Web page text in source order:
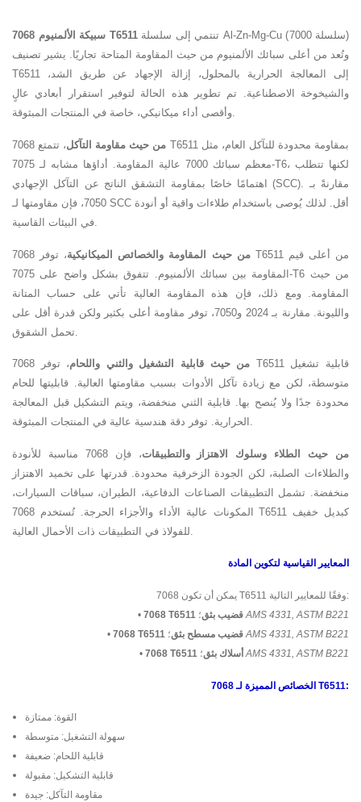
سبيكة الألمنيوم 7068 T6511تنتمي إلى سلسلة Al-Zn-Mg-Cu (سلسلة 7000)
وتُعد من أعلى سبائك الألمنيوم من حيث المقاومة المتاحة تجاريًا. يشير تصنيف
T6511 إلى المعالجة الحرارية بالمحلول، إزالة الإجهاد عن طريق الشد،
والشيخوخة الاصطناعية. تم تطوير هذه الحالة لتوفير استقرار أبعادي عالٍ
وأقصى أداء ميكانيكي، خاصة في المنتجات المبثوقة.
من حيث مقاومة التآكل
، تتمتع 7068 T6511 بمقاومة محدودة للتآكل العام، مثل
معظم سبائك 7000 عالية المقاومة. أداؤها مشابه لـ 7075-T6، لكنها تتطلب
اهتمامًا خاصًا بمقاومة التشقق الناتج عن التآكل الإجهادي (SCC). مقارنةً بـ
7050، فإن مقاومتها لـ SCC أقل. لذلك يُوصى باستخدام طلاءات واقية أو أنودة
من حيث المقاومة والخصائص الميكانيكية
، توفر 7068 T6511 من أعلى قيم
المقاومة بين سبائك الألمنيوم. تتفوق بشكل واضح على 7075-T6 من حيث
المقاومة. ومع ذلك، فإن هذه المقاومة العالية تأتي على حساب المتانة
والليونة. مقارنة بـ 2024 و7050، توفر مقاومة أعلى بكثير ولكن قدرة أقل على
من حيث قابلية التشغيل والثني واللحام
، توفر 7068 T6511 قابلية تشغيل
متوسطة، لكن مع زيادة تآكل الأدوات بسبب مقاومتها العالية. قابليتها للحام
محدودة جدًا ولا يُنصح بها. قابلية الثني منخفضة، ويتم التشكيل قبل المعالجة
الحرارية. توفر دقة هندسية عالية في المنتجات المبثوقة.
من حيث الطلاء وسلوك الاهتزاز والتطبيقات
، فإن 7068 مناسبة للأنودة
والطلاءات الصلبة، لكن الجودة الزخرفية محدودة. قدرتها على تخميد الاهتزاز
منخفضة. تشمل التطبيقات الصناعات الدفاعية، الطيران، سباقات السيارات،
المكونات عالية الأداء والأجزاء الحرجة. تُستخدم 7068 T6511 كبديل خفيف
المعايير القياسية لتكوين المادة
يمكن أن تكون 7068 T6511 وفقًا للمعايير التالية:
•
7068 T6511 قضيب بثق؛AMS 4331, ASTM B221
•
7068 T6511 قضيب مسطح بثق؛AMS 4331, ASTM B221
•
7068 T6511 أسلاك بثق ؛AMS 4331, ASTM B221
الخصائص المميزة لـ 7068 T6511:
القوة: ممتازة
سهولة التشغيل: متوسطة
قابلية اللحام: ضعيفة
قابلية التشكيل: مقبولة
مقاومة التآكل: جيدة